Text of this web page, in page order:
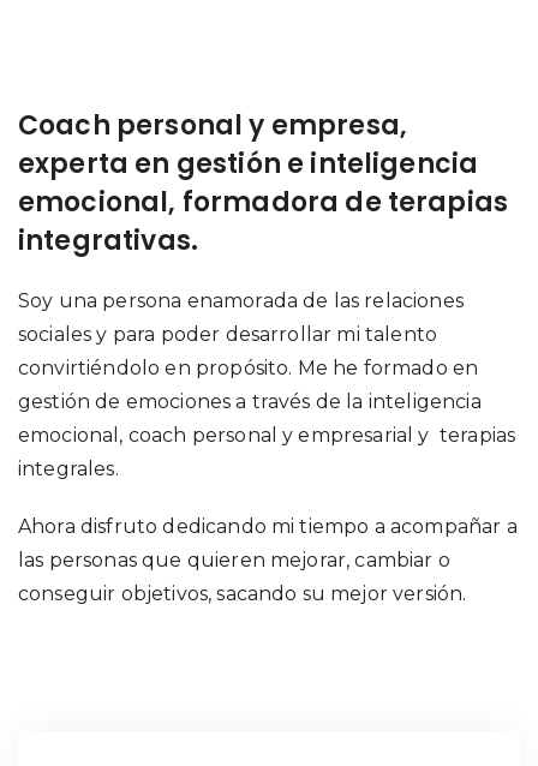
Coach personal y empresa,
experta en gestión e inteligencia
emocional, formadora de terapias
integrativas.
Soy una persona enamorada de las relaciones
sociales y para poder desarrollar mi talento
convirtiéndolo en propósito. Me he formado en
gestión de emociones a través de la inteligencia
emocional, coach personal y empresarial y terapias
integrales.
Ahora disfruto dedicando mi tiempo a acompañar a
las personas que quieren mejorar, cambiar o
conseguir objetivos, sacando su mejor versión.